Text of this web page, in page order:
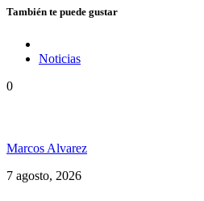
También te puede gustar
Noticias
0
Marcos Alvarez
7 agosto, 2026